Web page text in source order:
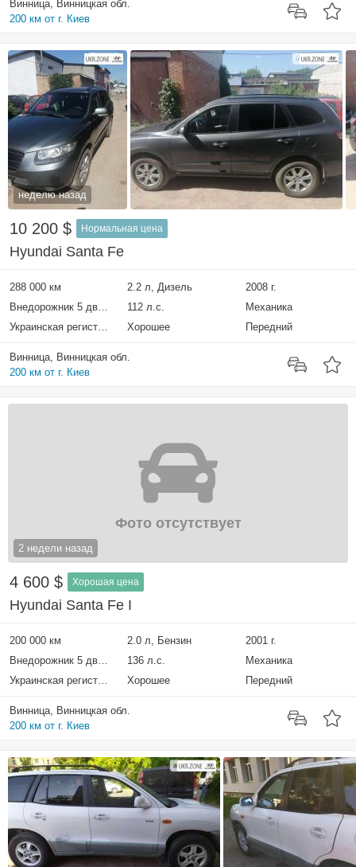
Винница, Винницкая обл.
200 км от г. Киев
неделю назад
10 200 $ Нормальная цена
Hyundai Santa Fe
288 000 км 2.2 л, Дизель
2008 г.
Внедорожник 5 дверей
112 л.с.
Механика
Украинская регистрация
Хорошее Передний
Винница, Винницкая обл.
200 км от г. Киев
2 недели назад
Фото отсутствует
4 600 $ Хорошая цена
Hyundai Santa Fe I
200 000 км 2.0 л, Бензин
2001 г.
Внедорожник 5 дверей
136 л.с.
Механика
Украинская регистрация
Хорошее Передний
Винница, Винницкая обл.
200 км от г. Киев